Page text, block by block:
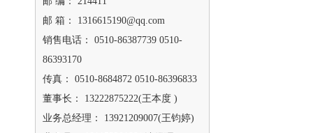
邮 箱： 1316615190@qq.com
销售电话： 0510-86387739 0510-
86393170
传真： 0510-8684872 0510-86396833
董事长： 13222875222(王本度 )
业务总经理： 13921209007(王钧婷)